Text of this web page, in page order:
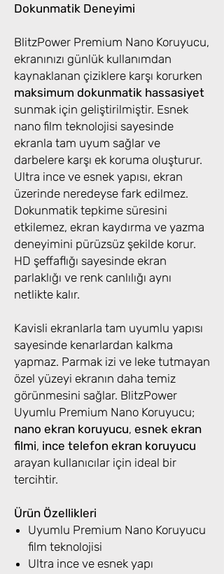
Dokunmatik Deneyimi
BlitzPower Premium Nano Koruyucu,
ekranınızı günlük kullanımdan
kaynaklanan çiziklere karşı korurken
maksimum dokunmatik hassasiyet
sunmak için geliştirilmiştir. Esnek
nano film teknolojisi sayesinde
ekranla tam uyum sağlar ve
darbelere karşı ek koruma oluşturur.
Ultra ince ve esnek yapısı, ekran
üzerinde neredeyse fark edilmez.
Dokunmatik tepkime süresini
etkilemez, ekran kaydırma ve yazma
deneyimini pürüzsüz şekilde korur.
HD şeffaflığı sayesinde ekran
parlaklığı ve renk canlılığı aynı
netlikte kalır.
Kavisli ekranlarla tam uyumlu yapısı
sayesinde kenarlardan kalkma
yapmaz. Parmak izi ve leke tutmayan
özel yüzeyi ekranın daha temiz
görünmesini sağlar. BlitzPower
Uyumlu Premium Nano Koruyucu;
nano ekran koruyucu, esnek ekran
filmi, ince telefon ekran koruyucu
arayan kullanıcılar için ideal bir
tercihtir.
Ürün Özellikleri
Uyumlu Premium Nano Koruyucu
film teknolojisi
Ultra ince ve esnek yapı